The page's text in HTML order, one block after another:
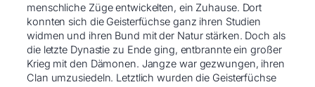
menschliche Züge entwickelten, ein Zuhause. Dort
konnten sich die Geisterfüchse ganz ihren Studien
widmen und ihren Bund mit der Natur stärken. Doch als
die letzte Dynastie zu Ende ging, entbrannte ein großer
Krieg mit den Dämonen. Jangze war gezwungen, ihren
Clan umzusiedeln. Letztlich wurden die Geisterfüchse